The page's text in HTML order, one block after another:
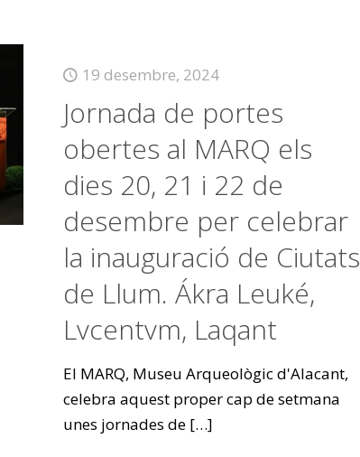
19 desembre, 2024
Jornada de portes
obertes al MARQ els
dies 20, 21 i 22 de
desembre per celebrar
la inauguració de Ciutats
de Llum. Ákra Leuké,
Lvcentvm, Laqant
El MARQ, Museu Arqueològic d'Alacant,
celebra aquest proper cap de setmana
unes jornades de[…]